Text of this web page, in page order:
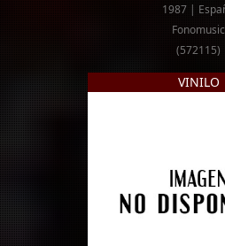
1987 |
Fonomusic
(572115)
VINILO